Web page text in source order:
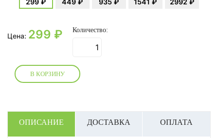
299 ₽
449 ₽
935 ₽
1541 ₽
2992 ₽
Цена: 299 ₽ Количество:
В КОРЗИНУ
ОПИСАНИЕ ДОСТАВКА ОПЛАТА